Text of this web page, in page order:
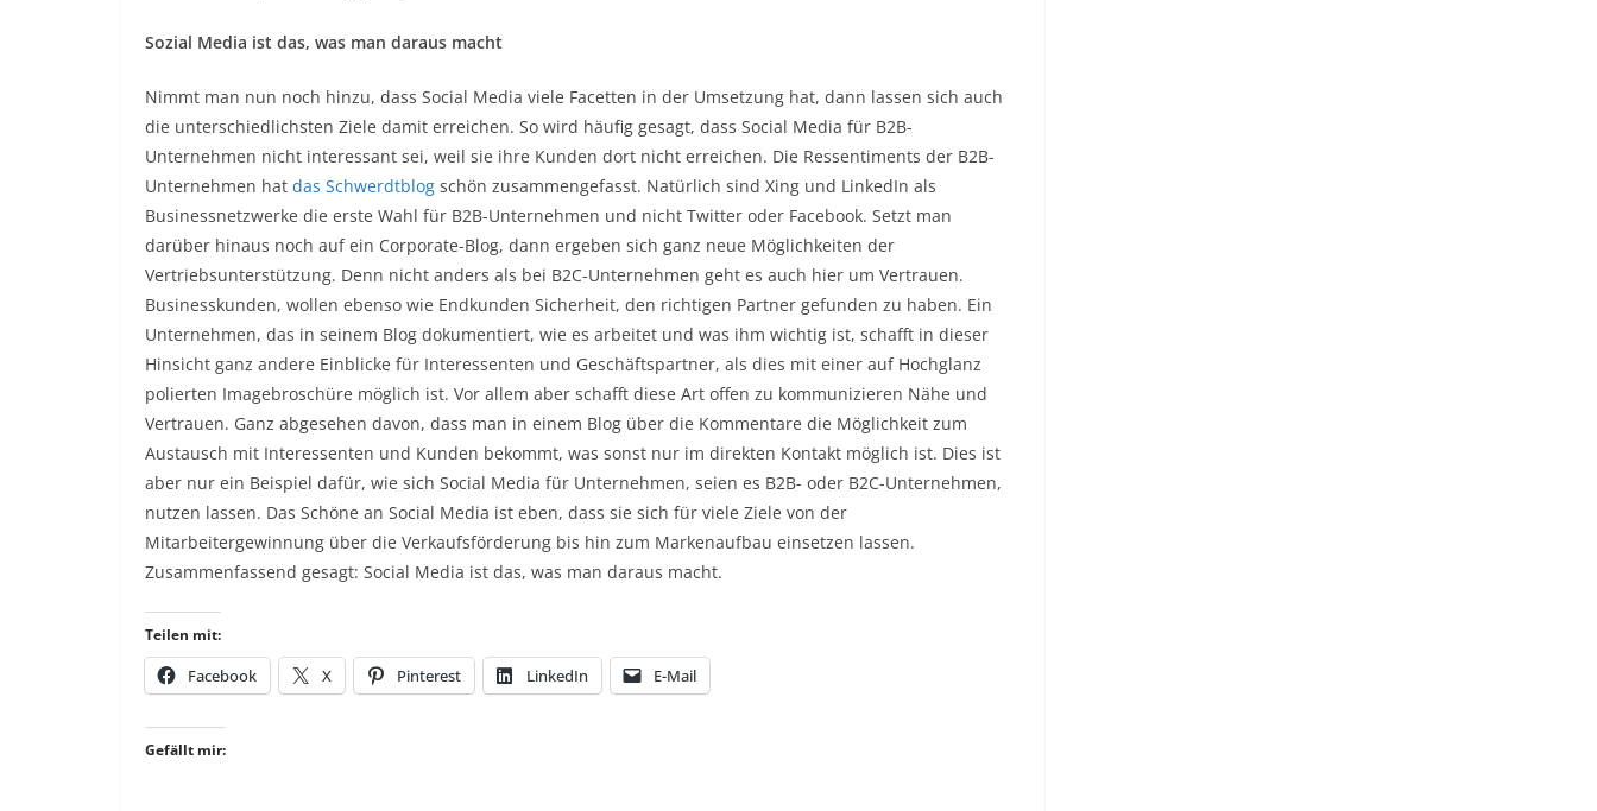
Sozial Media ist das, was man daraus macht
Nimmt man nun noch hinzu, dass Social Media viele Facetten in der Umsetzung hat, dann lassen sich auch
die unterschiedlichsten Ziele damit erreichen. So wird häufig gesagt, dass Social Media für B2B-
Unternehmen nicht interessant sei, weil sie ihre Kunden dort nicht erreichen. Die Ressentiments der B2B-
Unternehmen hat das Schwerdtblog schön zusammengefasst. Natürlich sind Xing und LinkedIn als
Businessnetzwerke die erste Wahl für B2B-Unternehmen und nicht Twitter oder Facebook. Setzt man
darüber hinaus noch auf ein Corporate-Blog, dann ergeben sich ganz neue Möglichkeiten der
Vertriebsunterstützung. Denn nicht anders als bei B2C-Unternehmen geht es auch hier um Vertrauen.
Businesskunden, wollen ebenso wie Endkunden Sicherheit, den richtigen Partner gefunden zu haben. Ein
Unternehmen, das in seinem Blog dokumentiert, wie es arbeitet und was ihm wichtig ist, schafft in dieser
Hinsicht ganz andere Einblicke für Interessenten und Geschäftspartner, als dies mit einer auf Hochglanz
polierten Imagebroschüre möglich ist. Vor allem aber schafft diese Art offen zu kommunizieren Nähe und
Vertrauen. Ganz abgesehen davon, dass man in einem Blog über die Kommentare die Möglichkeit zum
Austausch mit Interessenten und Kunden bekommt, was sonst nur im direkten Kontakt möglich ist. Dies ist
aber nur ein Beispiel dafür, wie sich Social Media für Unternehmen, seien es B2B- oder B2C-Unternehmen,
nutzen lassen. Das Schöne an Social Media ist eben, dass sie sich für viele Ziele von der
Mitarbeitergewinnung über die Verkaufsförderung bis hin zum Markenaufbau einsetzen lassen.
Zusammenfassend gesagt: Social Media ist das, was man daraus macht.
Teilen mit:
Facebook X Pinterest LinkedIn E-Mail
Gefällt mir: